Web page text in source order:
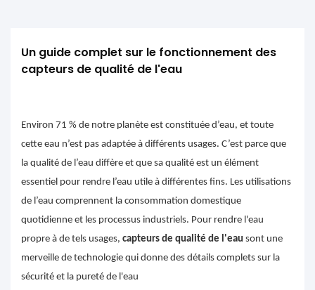
Un guide complet sur le fonctionnement des
capteurs de qualité de l'eau
Environ 71 % de notre planète est constituée d’eau, et toute
cette eau n’est pas adaptée à différents usages. C’est parce que
la qualité de l’eau diffère et que sa qualité est un élément
essentiel pour rendre l’eau utile à différentes fins. Les utilisations
de l’eau comprennent la consommation domestique
quotidienne et les processus industriels. Pour rendre l'eau
propre à de tels usages, capteurs de qualité de l'eau sont une
merveille de technologie qui donne des détails complets sur la
sécurité et la pureté de l'eau